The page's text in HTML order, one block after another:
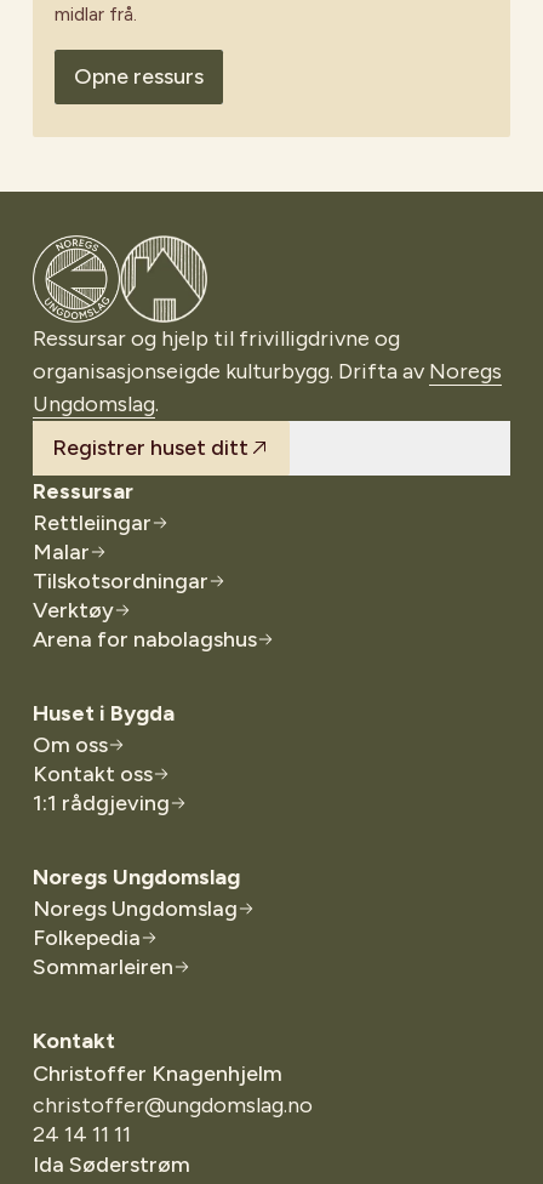
midlar frå.
Opne ressurs
Gå til Noregs Ungdomslag
Ressursar og hjelp til frivilligdrivne og
organisasjonseigde kulturbygg. Drifta av Noregs
Ungdomslag.
Registrer huset ditt
Ressursar
Rettleiingar
Malar
Tilskotsordningar
Verktøy
Arena for nabolagshus
Huset i Bygda
Om oss
Kontakt oss
1:1 rådgjeving
Noregs Ungdomslag
Noregs Ungdomslag
Folkepedia
Sommarleiren
Kontakt
Christoffer Knagenhjelm
christoffer@ungdomslag.no
24 14 11 11
Ida Søderstrøm